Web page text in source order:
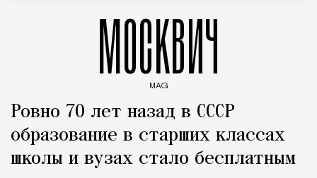
МОСКВИЧ
MAG
Ровно 70 лет назад в СССР
образование в старших классах
школы и вузах стало бесплатным